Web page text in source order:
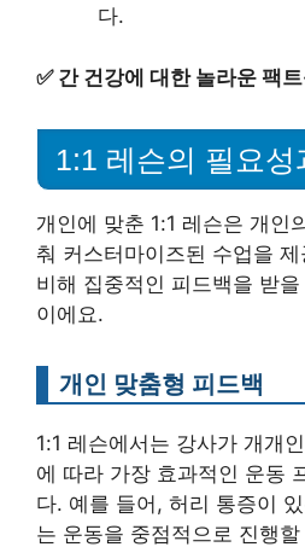
다.
✅ 간 건강에 대한 놀라운 팩
1:1 레슨의 필요성
개인에 맞춘 1:1 레슨은 개인
춰 커스터마이즈된 수업을
비해 집중적인 피드백을 받
이에요.
개인 맞춤형 피드백
1:1 레슨에서는 강사가 개개
에 따라 가장 효과적인 운동
다. 예를 들어, 허리 통증이
는 운동을 중점적으로 진행